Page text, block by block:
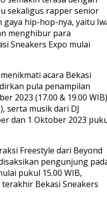
sekaligus rapper senior
gaya hip-hop-nya, yaitu
menghibur para
Sneakers Expo mulai
acara Bekasi
pula penampilan
2023 (17.00 & 19.00 WIB)
serta musik dari DJ
dan 1 Oktober 2023
Freestyle dari Beyond
pengunjung
pukul 15.00 WIB,
Bekasi Sneakers